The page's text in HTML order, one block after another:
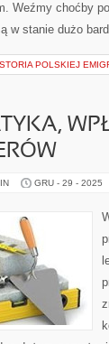
Weźmy choćby
w stanie dużo
POLSKIEJ
GRU - 29 - 2025